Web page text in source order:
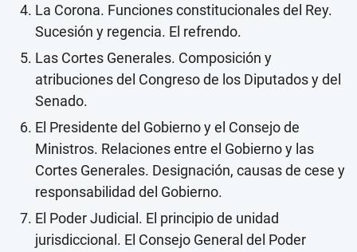
La Corona. Funciones constitucionales del Rey.
Sucesión y regencia. El refrendo.
Las Cortes Generales. Composición y
atribuciones del Congreso de los Diputados y del
Senado.
El Presidente del Gobierno y el Consejo de
Ministros. Relaciones entre el Gobierno y las
Cortes Generales. Designación, causas de cese y
responsabilidad del Gobierno.
El Poder Judicial. El principio de unidad
jurisdiccional. El Consejo General del Poder